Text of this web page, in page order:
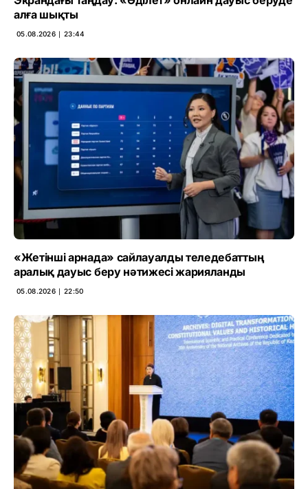
алға шықты
05.08.2026 ∣ 23:44
«Жетінші арнада» сайлауалды теледебаттың
аралық дауыс беру нәтижесі жарияланды
05.08.2026 ∣ 22:50